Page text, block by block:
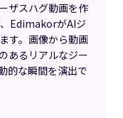
ザスハグ動画を作
EdimakorがAIジ
す。画像から動画
あるリアルなジー
的な瞬間を演出で